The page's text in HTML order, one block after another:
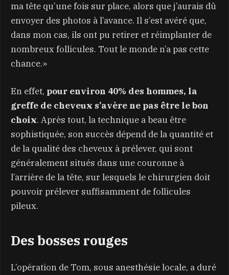
ma tête qu’une fois sur place, alors que j’aurais dû
envoyer des photos à l’avance. Il s’est avéré que,
dans mon cas, ils ont pu retirer et réimplanter de
nombreux follicules. Tout le monde n’a pas cette
chance.»
En effet, pour environ 40% des hommes, la
greffe de cheveux s’avère ne pas être le bon
choix. Après tout, la technique a beau être
sophistiquée, son succès dépend de la quantité et
de la qualité des cheveux à prélever, qui sont
généralement situés dans une couronne à
l’arrière de la tête, sur lesquels le chirurgien doit
pouvoir prélever suffisamment de follicules
pileux.
Des bosses rouges
L’opération de Tom, sous anesthésie locale, a duré